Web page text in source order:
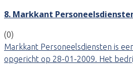
8. Markkant
(0)
Markkant Personeelsdiensten is
opgericht op 28-01-2009. Het